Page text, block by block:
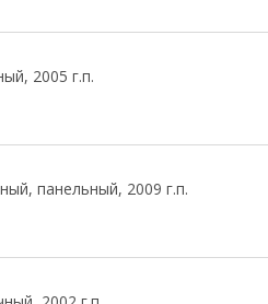
2005 г.п.
панельный, 2009 г.п.